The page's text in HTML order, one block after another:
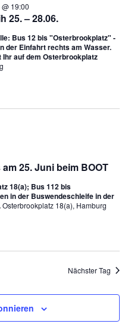
25. – 28.06.
19:00
Bus 12 bis "Osterbrookplatz" -
der Einfahrt rechts am Wasser.
auf dem Osterbrookplatz
25. Juni beim BOOT
18(a); Bus 112 bis
in der Buswendeschleife in der
Osterbrookplatz 18(a), Hamburg
Nächster Tag